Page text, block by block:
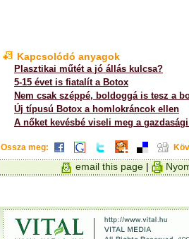
Kapcsolódó anyagok
Plasztikai műtét a jó állás kulcsa?
5-15 évet is fiatalít a Botox
Nem csak széppé, boldoggá is tesz a
Új típusú Botox a homlokráncok ellen
A nőket kevésbé viseli meg a
Ossza meg:
email this page |